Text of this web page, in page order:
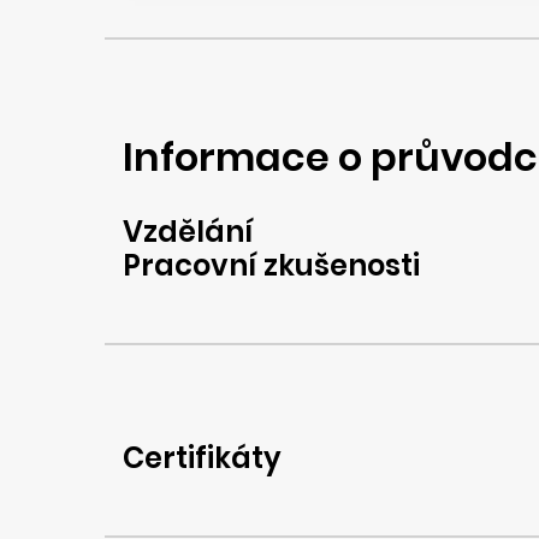
Informace o
Vzdělání
Pracovní zkušenosti
Certifikáty